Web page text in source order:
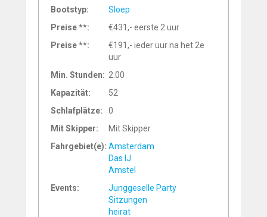
Bootstyp:
Sloep
Preise **:
€431,- eerste 2 uur
Preise **:
€191,- ieder uur na het 2e
uur
Min. Stunden: 2.00
Kapazität:
52
Schlafplätze:
0
Mit Skipper:
Mit Skipper
Fahrgebiet(e): Amsterdam
Das IJ
Amstel
Events:
Junggeselle Party
Sitzungen
heirat